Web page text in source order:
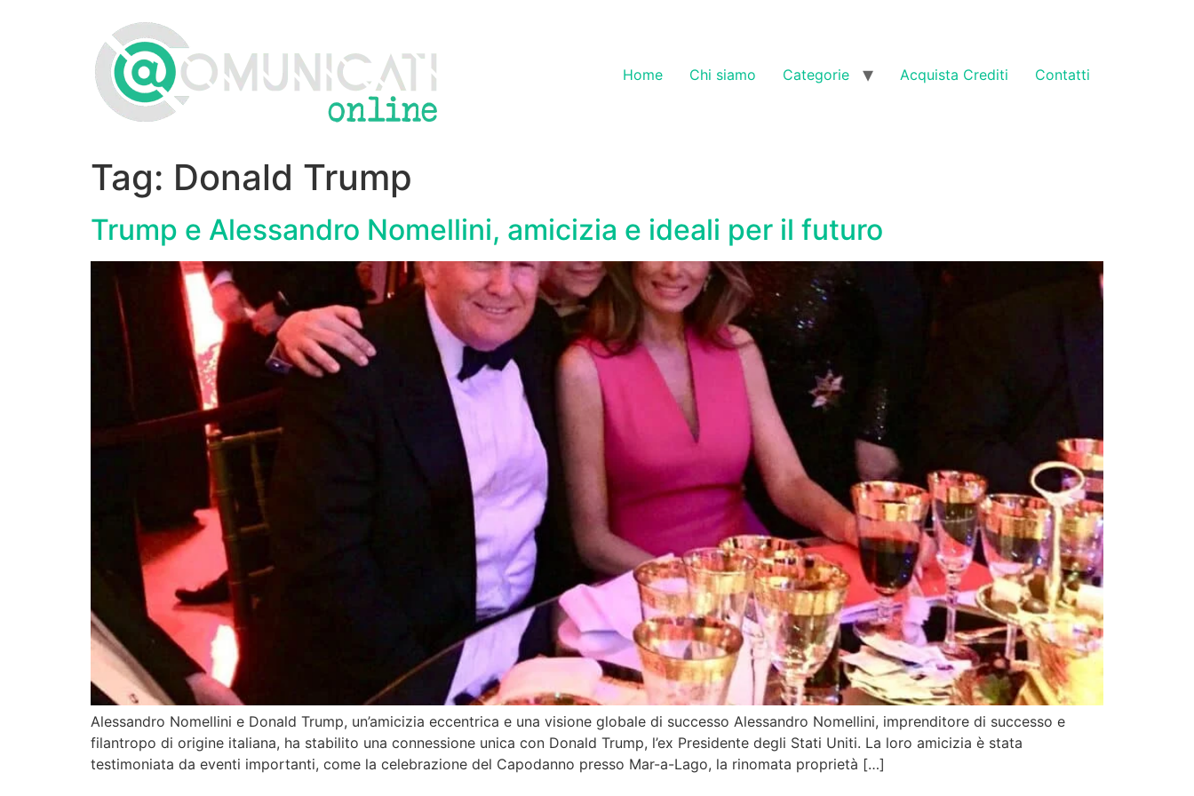
Home
Chi siamo Categorie Acquista Crediti Contatti
Tag: Donald Trump
Trump e Alessandro Nomellini, amicizia e ideali per il futuro
Alessandro Nomellini e Donald Trump, un’amicizia eccentrica e una visione globale di successo Alessandro Nomellini, imprenditore di successo e
filantropo di origine italiana, ha stabilito una connessione unica con Donald Trump, l’ex Presidente degli Stati Uniti. La loro amicizia è stata
testimoniata da eventi importanti, come la celebrazione del Capodanno presso Mar-a-Lago, la rinomata proprietà […]